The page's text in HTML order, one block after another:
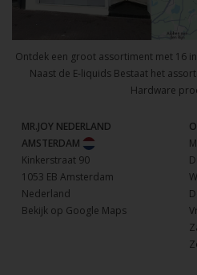
Ontdek een groot assortiment met 16
Naast de E-liquids Bestaat het
Hardware
MR.JOY NEDERLAND
AMSTERDAM
Kinkerstraat 90
1053 EB Amsterdam
Nederland
Bekijk op Google Maps